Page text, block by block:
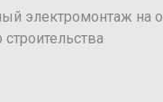
электромонтаж на